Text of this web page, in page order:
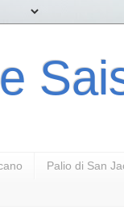
Palio di San